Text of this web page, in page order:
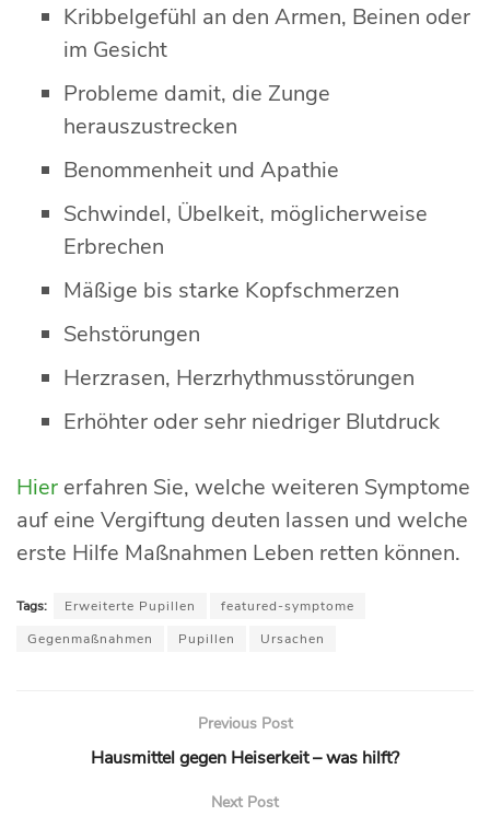
Kribbelgefühl an den Armen, Beinen oder
im Gesicht
Probleme damit, die Zunge
herauszustrecken
Benommenheit und Apathie
Schwindel, Übelkeit, möglicherweise
Erbrechen
Mäßige bis starke Kopfschmerzen
Sehstörungen
Herzrasen, Herzrhythmusstörungen
Erhöhter oder sehr niedriger Blutdruck
Hier erfahren Sie, welche weiteren Symptome
auf eine Vergiftung deuten lassen und welche
erste Hilfe Maßnahmen Leben retten können.
Tags: Erweiterte Pupillen
featured-symptome
Gegenmaßnahmen
Pupillen Ursachen
Previous Post
Hausmittel gegen Heiserkeit – was hilft?
Next Post